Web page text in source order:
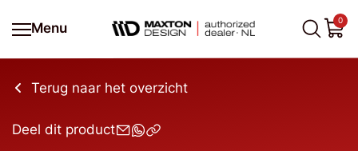
Menu
0
Terug naar het overzicht
Deel dit product